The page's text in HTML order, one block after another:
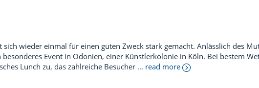
sich wieder einmal für einen guten Zweck stark gemacht. Anlässlich des
Event in Odonien, einer Künstlerkolonie in Köln. Bei bestem
Lunch zu, das zahlreiche Besucher ... read more